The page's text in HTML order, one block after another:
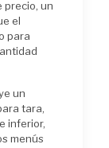
precio, un
el
para
un
tara,
inferior,
menús